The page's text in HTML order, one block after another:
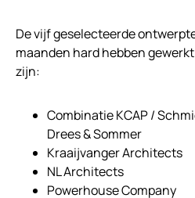
De vijf geselecteerde
maanden hard hebben
zijn:
Combinatie KCAP /
Drees & Sommer
Kraaijvanger Architects
NL Architects
Powerhouse Company